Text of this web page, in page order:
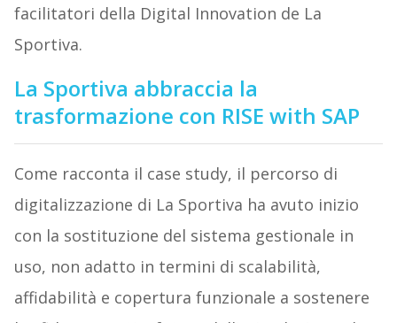
facilitatori della Digital Innovation de La
Sportiva.
La Sportiva abbraccia la
trasformazione con RISE with SAP
Come racconta il case study, il percorso di
digitalizzazione di La Sportiva ha avuto inizio
con la sostituzione del sistema gestionale in
uso, non adatto in termini di scalabilità,
affidabilità e copertura funzionale a sostenere